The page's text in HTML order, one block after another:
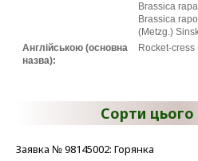
Brassica
Brassica
(Metzg.)
Англійською (основна
назва):
Rocket-cress
Сорти цього
Заявка № 98145002: Горянка